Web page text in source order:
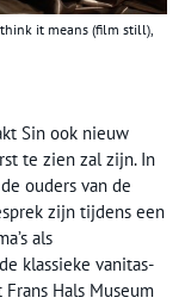
it means (film still),
Sin ook nieuw
te zien zal zijn. In
ouders van de
zijn tijdens een
als
klassieke vanitas-
Hals Museum